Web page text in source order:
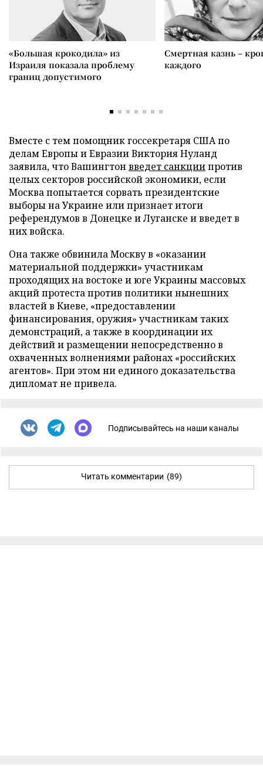
«Большая крокодила» из
Израиля показала проблему
границ допустимого
Смертная казнь –
каждого
Вместе с тем помощник госсекретаря США по
делам Европы и Евразии Виктория Нуланд
заявила, что Вашингтон введет санкциипротив
целых секторов российской экономики, если
Москва попытается сорвать президентские
выборы на Украине или признает итоги
референдумов в Донецке и Луганске и введет в
них войска.
Она также обвинила Москву в «оказании
материальной поддержки» участникам
проходящих на востоке и юге Украины массовых
акций протеста против политики нынешних
властей в Киеве, «предоставлении
финансирования, оружия» участникам таких
демонстраций, а также в координации их
действий и размещении непосредственно в
охваченных волнениями районах «российских
агентов». При этом ни единого доказательства
дипломат не привела.
Подписывайтесь на наши каналы
Читать комментарии (89)